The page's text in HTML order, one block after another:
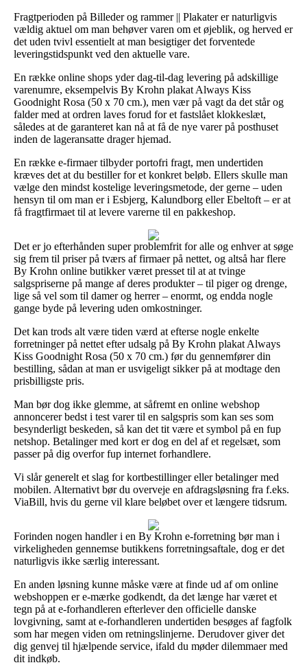
Fragtperioden på Billeder og rammer || Plakater er naturligvis
vældig aktuel om man behøver varen om et øjeblik, og herved er
det uden tvivl essentielt at man besigtiger det forventede
leveringstidspunkt ved den aktuelle vare.
En række online shops yder dag-til-dag levering på adskillige
varenumre, eksempelvis By Krohn plakat Always Kiss
Goodnight Rosa (50 x 70 cm.), men vær på vagt da det står og
falder med at ordren laves forud for et fastslået klokkeslæt,
således at de garanteret kan nå at få de nye varer på posthuset
inden de lageransatte drager hjemad.
En række e-firmaer tilbyder portofri fragt, men undertiden
kræves det at du bestiller for et konkret beløb. Ellers skulle man
vælge den mindst kostelige leveringsmetode, der gerne – uden
hensyn til om man er i Esbjerg, Kalundborg eller Ebeltoft – er at
få fragtfirmaet til at levere varerne til en pakkeshop.
Det er jo efterhånden super problemfrit for alle og enhver at søge
sig frem til priser på tværs af firmaer på nettet, og altså har flere
By Krohn online butikker været presset til at at tvinge
salgspriserne på mange af deres produkter – til piger og drenge,
lige så vel som til damer og herrer – enormt, og endda nogle
gange byde på levering uden omkostninger.
Det kan trods alt være tiden værd at efterse nogle enkelte
forretninger på nettet efter udsalg på By Krohn plakat Always
Kiss Goodnight Rosa (50 x 70 cm.) før du gennemfører din
bestilling, sådan at man er usvigeligt sikker på at modtage den
prisbilligste pris.
Man bør dog ikke glemme, at såfremt en online webshop
annoncerer bedst i test varer til en salgspris som kan ses som
besynderligt beskeden, så kan det tit være et symbol på en fup
netshop. Betalinger med kort er dog en del af et regelsæt, som
passer på dig overfor fup internet forhandlere.
Vi slår generelt et slag for kortbestillinger eller betalinger med
mobilen. Alternativt bør du overveje en afdragsløsning fra f.eks.
ViaBill, hvis du gerne vil klare beløbet over et længere tidsrum.
Forinden nogen handler i en By Krohn e-forretning bør man i
virkeligheden gennemse butikkens forretningsaftale, dog er det
naturligvis ikke særlig interessant.
En anden løsning kunne måske være at finde ud af om online
webshoppen er e-mærke godkendt, da det længe har været et
tegn på at e-forhandleren efterlever den officielle danske
lovgivning, samt at e-forhandleren undertiden besøges af fagfolk
som har megen viden om retningslinjerne. Derudover giver det
dig genvej til hjælpende service, ifald du møder dilemmaer med
dit indkøb.